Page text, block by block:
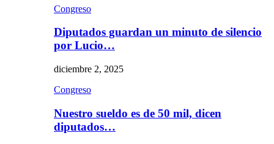
Congreso
Diputados guardan un minuto de silencio
por Lucio…
diciembre 2, 2025
Congreso
Nuestro sueldo es de 50 mil, dicen
diputados…